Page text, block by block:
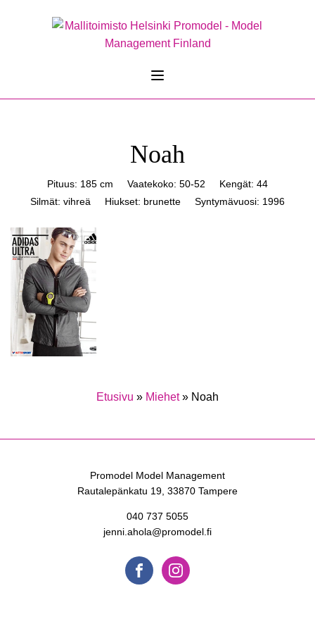
Noah
Pituus: 185 cm Vaatekoko: 50-52
Kengät: 44
Silmät: vihreä
Hiukset: brunette Syntymävuosi: 1996
Etusivu » Miehet» Noah
Promodel Model Management
Rautalepänkatu 19, 33870 Tampere
040 737 5055
jenni.ahola@promodel.fi